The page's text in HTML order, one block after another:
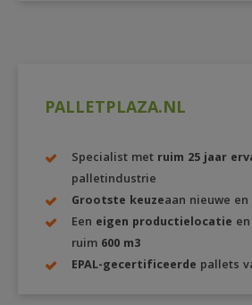
PALLETPLAZA.NL
Specialist met ruim 25 jaar
palletindustrie
Grootste keuzeaan nieuwe
Een eigen productielocatie
ruim 600 m3
EPAL-gecertificeerde pallets